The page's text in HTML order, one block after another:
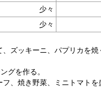
少々
少々
ズッキーニ、パプリカを
グを作る。
、焼き野菜、ミニトマトを